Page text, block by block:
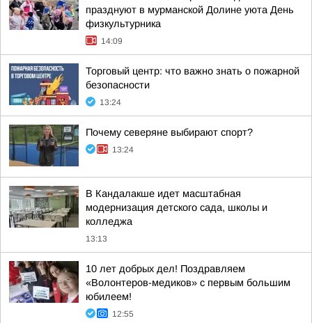
празднуют в мурманской Долине уюта День
физкультурника
14:09
Торговый центр: что важно знать о пожарной
безопасности
13:24
Почему северяне выбирают спорт?
13:24
В Кандалакше идет масштабная
модернизация детского сада, школы и
колледжа
13:13
10 лет добрых дел! Поздравляем
«Волонтеров-медиков» с первым большим
юбилеем!
12:55